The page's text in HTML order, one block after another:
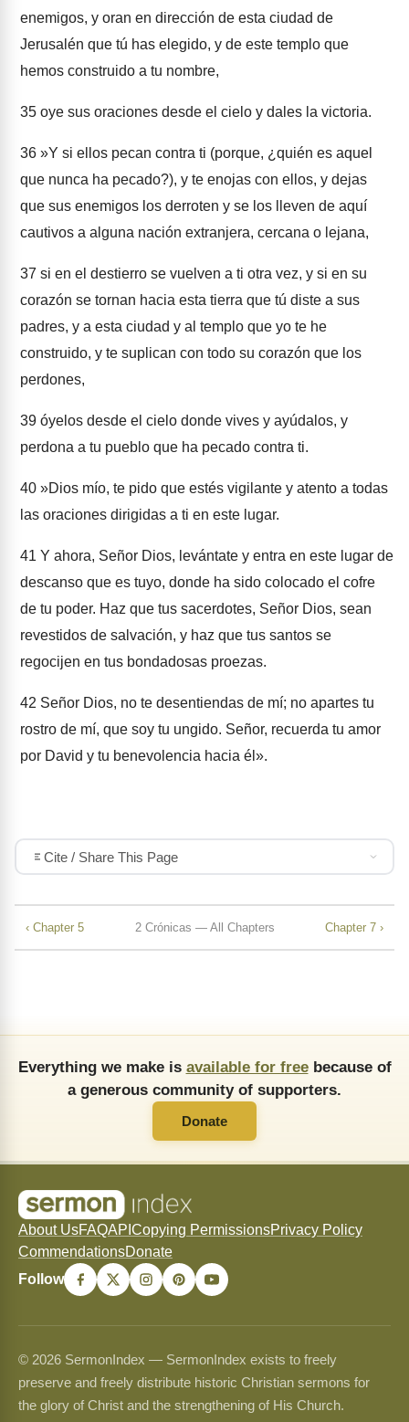
enemigos, y oran en dirección de esta ciudad de
Jerusalén que tú has elegido, y de este templo que
hemos construido a tu nombre,
35 oye sus oraciones desde el cielo y dales la victoria.
36 »Y si ellos pecan contra ti (porque, ¿quién es aquel
que nunca ha pecado?), y te enojas con ellos, y dejas
que sus enemigos los derroten y se los lleven de aquí
cautivos a alguna nación extranjera, cercana o lejana,
37 si en el destierro se vuelven a ti otra vez, y si en su
corazón se tornan hacia esta tierra que tú diste a sus
padres, y a esta ciudad y al templo que yo te he
construido, y te suplican con todo su corazón que los
perdones,
39 óyelos desde el cielo donde vives y ayúdalos, y
perdona a tu pueblo que ha pecado contra ti.
40 »Dios mío, te pido que estés vigilante y atento a todas
las oraciones dirigidas a ti en este lugar.
41 Y ahora, Señor Dios, levántate y entra en este lugar de
descanso que es tuyo, donde ha sido colocado el cofre
de tu poder. Haz que tus sacerdotes, Señor Dios, sean
revestidos de salvación, y haz que tus santos se
regocijen en tus bondadosas proezas.
42 Señor Dios, no te desentiendas de mí; no apartes tu
rostro de mí, que soy tu ungido. Señor, recuerda tu amor
por David y tu benevolencia hacia él».
Cite / Share This Page
‹ Chapter 5 2 Crónicas — All Chapters Chapter 7 ›
Everything we make is available for freebecause of
a generous community of supporters.
Donate
About UsFAQAPI Copying PermissionsPrivacy Policy
CommendationsDonate
Follow
© 2026 SermonIndex — SermonIndex exists to freely
preserve and freely distribute historic Christian sermons for
the glory of Christ and the strengthening of His Church.